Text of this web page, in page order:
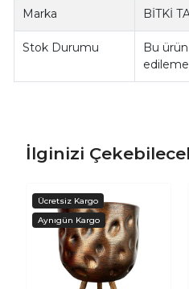
Marka BİTKİ
Stok Durumu
Bu
İlginizi